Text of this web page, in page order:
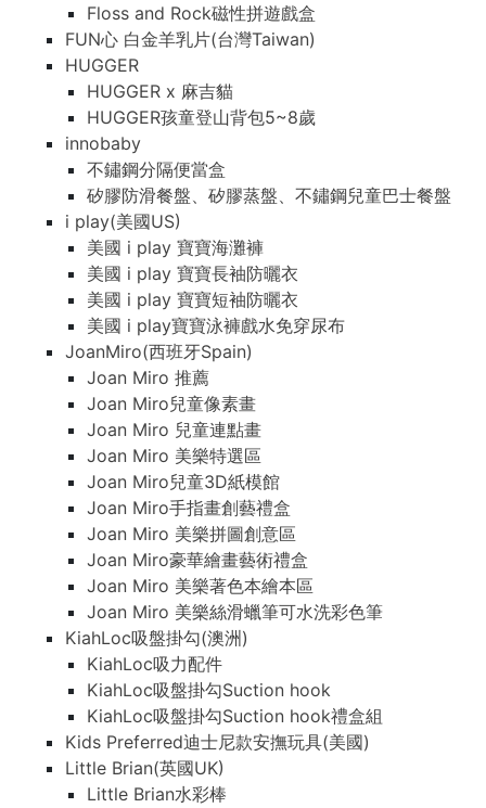
Floss and Rock磁性拼遊戲盒
FUN心 白金羊乳片(台灣Taiwan)
HUGGER
HUGGER x 麻吉貓
HUGGER孩童登山背包5~8歲
innobaby
不鏽鋼分隔便當盒
矽膠防滑餐盤、矽膠蒸盤、不鏽鋼兒童巴士餐盤
i play(美國US)
美國 i play 寶寶海灘褲
美國 i play 寶寶長袖防曬衣
美國 i play 寶寶短袖防曬衣
美國 i play寶寶泳褲戲水免穿尿布
JoanMiro(西班牙Spain)
Joan Miro 推薦
Joan Miro兒童像素畫
Joan Miro 兒童連點畫
Joan Miro 美樂特選區
Joan Miro兒童3D紙模館
Joan Miro手指畫創藝禮盒
Joan Miro 美樂拼圖創意區
Joan Miro豪華繪畫藝術禮盒
Joan Miro 美樂著色本繪本區
Joan Miro 美樂絲滑蠟筆可水洗彩色筆
KiahLoc吸盤掛勾(澳洲)
KiahLoc吸力配件
KiahLoc吸盤掛勾Suction hook
KiahLoc吸盤掛勾Suction hook禮盒組
Kids Preferred迪士尼款安撫玩具(美國)
Little Brian(英國UK)
Little Brian水彩棒